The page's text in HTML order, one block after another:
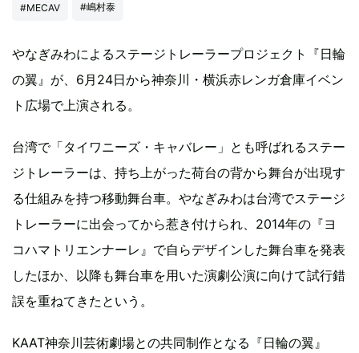
#MECAV #嶋村泰
やなぎみわによるステージトレーラープロジェクト『日輪
の翼』が、6月24日から神奈川・横浜赤レンガ倉庫イベン
ト広場で上演される。
台湾で「タイワニーズ・キャバレー」とも呼ばれるステー
ジトレーラーは、持ち上がった荷台の背から舞台が出現す
る仕組みを持つ移動舞台車。やなぎみわは台湾でステージ
トレーラーに出会ってから惹き付けられ、2014年の『ヨ
コハマトリエンナーレ』で自らデザインした舞台車を発表
したほか、以降も舞台車を用いた演劇公演に向けて試行錯
誤を重ねてきたという。
KAAT神奈川芸術劇場との共同制作となる『日輪の翼』